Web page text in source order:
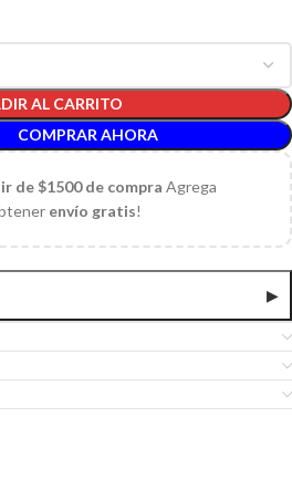
AL CARRITO
COMPRAR AHORA
de $1500 de compra Agrega
envío gratis!
▶